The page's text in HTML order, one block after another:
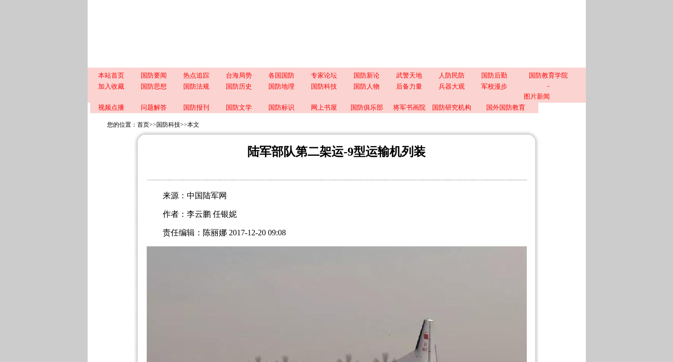
本站首页 国防要闻 热点追踪 台海局势 各国国防 专家论坛 国防新论 武警天地 人防民防 国防后勤
国防教育学院
加入收藏
国防思想 国防法规 国防历史 国防地理 国防科技 国防人物 后备力量 兵器大观 军校漫步
-
图片新闻
视频点播
问题解答 国防报刊 国防文学 国防标识 网上书屋 国防俱乐部 将军书画院 国防研究机构 国外国防教育
您的位置： 首页>> 国防科技>>本文
陆军部队第二架运-9型运输机列装
来源：中国陆军网
作者：李云鹏 任银妮
责任编辑：陈丽娜 2017-12-20 09:08